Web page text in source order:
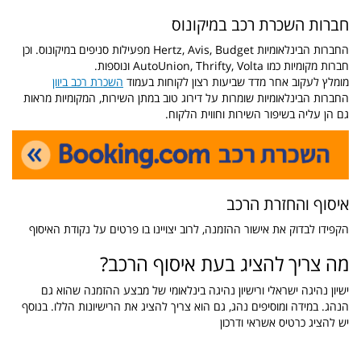
חברות השכרת רכב במיקונוס
החברות הבינלאומיות Hertz, Avis, Budget מפעילות סניפים במיקונוס. וכן
חברות מקומיות כמו AutoUnion, Thrifty, Volta ונוספות.
מומלץ לעקוב אחר מדד שביעות רצון לקוחות בעמוד השכרת רכב ביוון
החברות הבינלאומיות שומרות על דירוג טוב במתן השירות, המקומיות מראות
גם הן עליה בשיפור השירות וחווית הלקוח.
איסוף והחזרת הרכב
הקפידו לבדוק את אישור ההזמנה, לרוב יצויינו בו פרטים על נקודת האיסוף
מה צריך להציג בעת איסוף הרכב?
ישיון נהיגה ישראלי ורישיון נהיגה בינלאומי של מבצע ההזמנה שהוא גם
הנהג. במידה ומוסיפים נהג, גם הוא צריך להציג את הרישיונות הללו. בנוסף
יש להציג כרטיס אשראי ודרכון